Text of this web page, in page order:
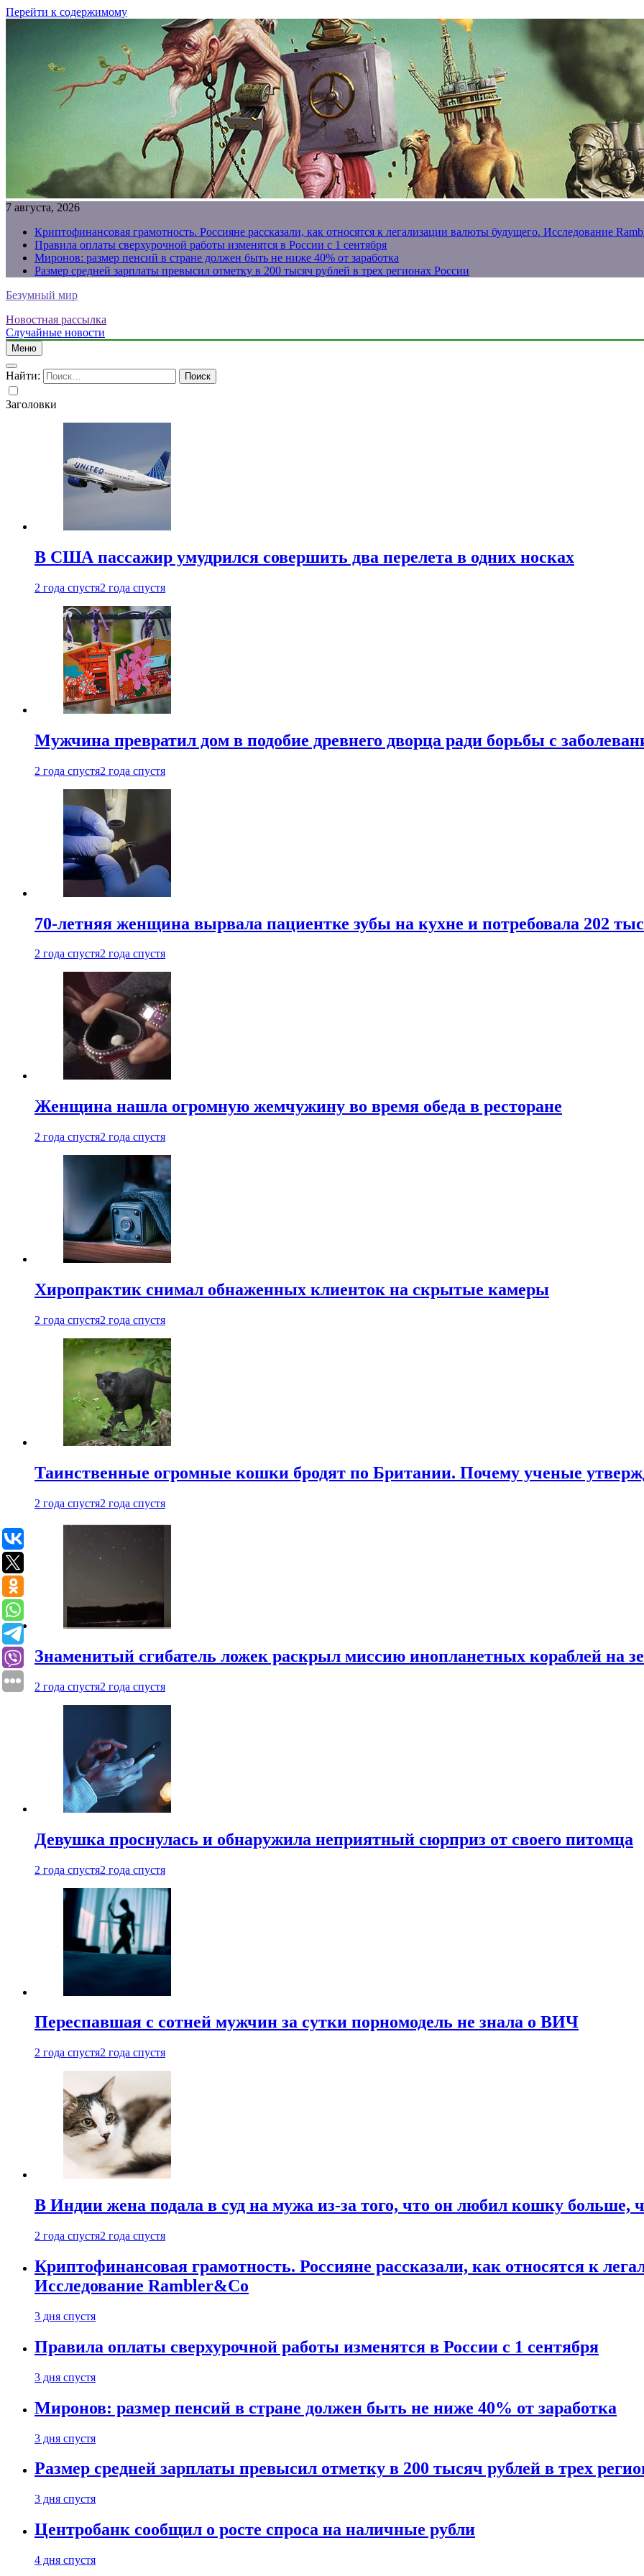
Перейти к содержимому
7 августа, 2026
Криптофинансовая грамотность. Россияне рассказали, как относятся к легализации валюты будущего. Исследование
Правила оплаты сверхурочной работы изменятся в России с 1 сентября
Миронов: размер пенсий в стране должен быть не ниже 40% от заработка
Размер средней зарплаты превысил отметку в 200 тысяч рублей в трех регионах России
Безумный мир
Новостная рассылка
Случайные новости
Меню
Найти:
Заголовки
В США пассажир умудрился совершить два перелета в одних носках
2 года спустя2 года спустя
Мужчина превратил дом в подобие древнего дворца ради борьбы с
2 года спустя2 года спустя
70-летняя женщина вырвала пациентке зубы на кухне и потребовала 202
2 года спустя2 года спустя
Женщина нашла огромную жемчужину во время обеда в ресторане
2 года спустя2 года спустя
Хиропрактик снимал обнаженных клиенток на скрытые камеры
2 года спустя2 года спустя
Таинственные огромные кошки бродят по Британии. Почему ученые
2 года спустя2 года спустя
Знаменитый сгибатель ложек раскрыл миссию инопланетных кораблей на
2 года спустя2 года спустя
Девушка проснулась и обнаружила неприятный сюрприз от своего питомца
2 года спустя2 года спустя
Переспавшая с сотней мужчин за сутки порномодель не знала о ВИЧ
2 года спустя2 года спустя
В Индии жена подала в суд на мужа из-за того, что он любил кошку больше,
2 года спустя2 года спустя
Криптофинансовая грамотность. Россияне рассказали, как относятся к
Исследование Rambler&Co
3 дня спустя
Правила оплаты сверхурочной работы изменятся в России с 1 сентября
3 дня спустя
Миронов: размер пенсий в стране должен быть не ниже 40% от заработка
3 дня спустя
Размер средней зарплаты превысил отметку в 200 тысяч рублей в трех
3 дня спустя
Центробанк сообщил о росте спроса на наличные рубли
4 дня спустя